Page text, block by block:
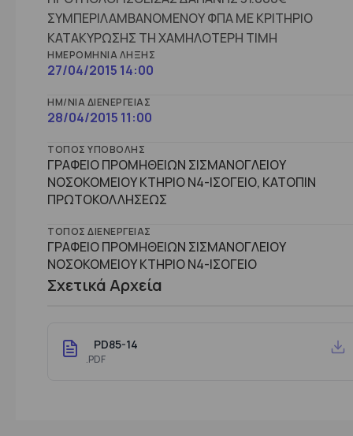
ΣΥΜΠΕΡΙΛΑΜΒΑΝΟΜΕΝΟΥ ΦΠΑ ΜΕ ΚΡΙΤΗΡΙΟ
ΚΑΤΑΚΥΡΩΣΗΣ ΤΗ ΧΑΜΗΛΟΤΕΡΗ ΤΙΜΗ
ΗΜΕΡΟΜΗΝΊΑ ΛΉΞΗΣ
27/04/2015 14:00
ΗΜ/ΝΊΑ ΔΙΕΝΈΡΓΕΙΑΣ
28/04/2015 11:00
ΤΌΠΟΣ ΥΠΟΒΟΛΉΣ
ΓΡΑΦΕΙΟ ΠΡΟΜΗΘΕΙΩΝ ΣΙΣΜΑΝΟΓΛΕΙΟΥ
ΝΟΣΟΚΟΜΕΙΟΥ ΚΤΗΡΙΟ Ν4-ΙΣΟΓΕΙΟ, ΚΑΤΟΠΙΝ
ΠΡΩΤΟΚΟΛΛΗΣΕΩΣ
ΤΌΠΟΣ ΔΙΕΝΈΡΓΕΙΑΣ
ΓΡΑΦΕΙΟ ΠΡΟΜΗΘΕΙΩΝ ΣΙΣΜΑΝΟΓΛΕΙΟΥ
ΝΟΣΟΚΟΜΕΙΟΥ ΚΤHΡΙΟ Ν4-ΙΣΟΓΕΙΟ
Σχετικά Αρχεία
PD85-14
.PDF